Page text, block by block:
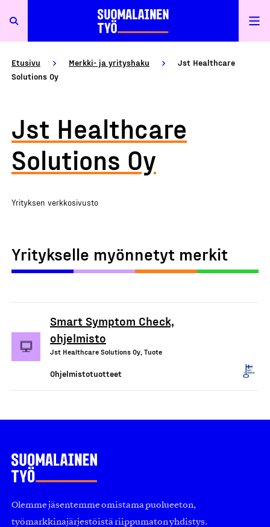
Etusivu Merkki- ja yrityshaku
Jst Healthcare
Solutions Oy
Jst Healthcare
Solutions Oy
Yrityksen verkkosivusto
Yritykselle myönnetyt merkit
Smart Symptom Check,
ohjelmisto
Jst Healthcare Solutions Oy, Tuote
Ohjelmistotuotteet
Olemme jäsentemme omistama puolueeton,
työmarkkinajärjestöistä riippumaton yhdistys.